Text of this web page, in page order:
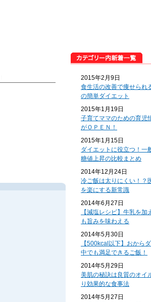
2015年2月9日
食生活の改善で痩せられ
の簡単ダイエット
2015年1月19日
子育てママのための育児
がＯＰＥＮ！
2015年1月15日
ダイエットに役立つ！一
糖値上昇の比較まとめ
2014年12月24日
冷ご飯は太りにくい！？
を楽にする新常識
2014年6月27日
【減塩レシピ】牛乳を
も旨みを味わえる
2014年5月30日
【500kcal以下】おから
中でも満足できるご飯！
2014年5月29日
美肌の秘訣は良質のオイ
り効果的な食事法
2014年5月27日